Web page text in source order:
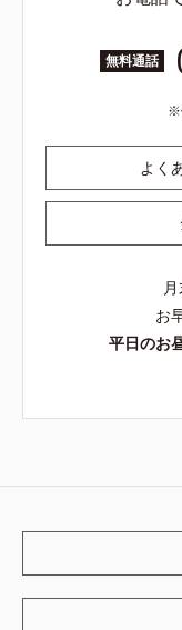
無料通話
よく
お
平日のお